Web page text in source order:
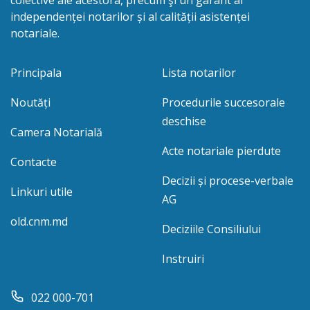
independenței notarilor și al calității asistenței
notariale.
Principala
Noutăți
Camera Notarială
Contacte
Linkuri utile
old.cnm.md
Lista notarilor
Procedurile succesorale
deschise
Acte notariale pierdute
Decizii și procese-verbale
AG
Deciziile Consiliului
Instruiri
022 000-701